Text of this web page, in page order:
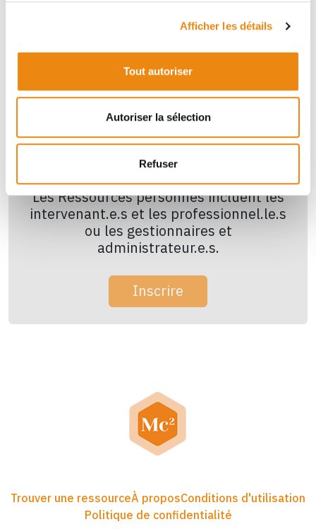
Afficher les détails
Tout autoriser
Autoriser la sélection
Refuser
Personne
Les Ressources personnes incluent les
intervenant.e.s et les professionnel.le.s
ou les gestionnaires et
administrateur.e.s.
Inscrire
Trouver une ressourceÀ proposConditions d'utilisation
Politique de confidentialité